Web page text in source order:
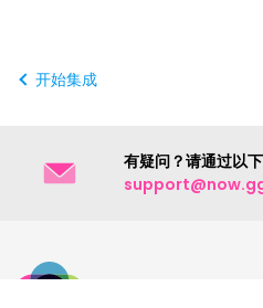
开始集成
有疑问？请通过以